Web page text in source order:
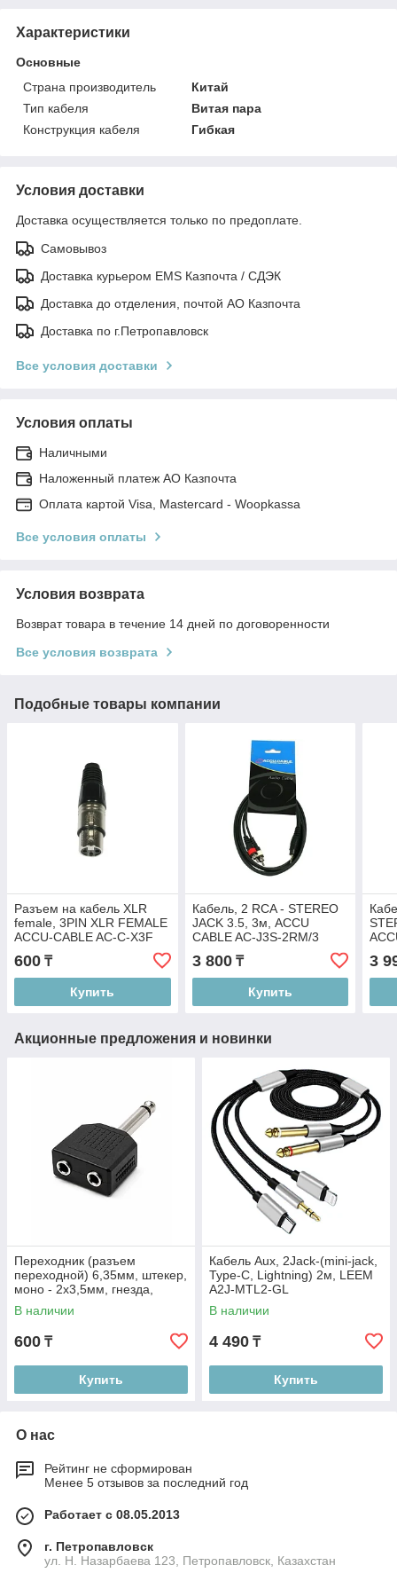
Характеристики
Основные
Страна производитель
Китай
Тип кабеля
Витая пара
Конструкция кабеля
Гибкая
Условия доставки
Доставка осуществляется только по предоплате.
Самовывоз
Доставка курьером EMS Казпочта / СДЭК
Доставка до отделения, почтой АО Казпочта
Доставка по г.Петропавловск
Все условия доставки
Условия оплаты
Наличными
Наложенный платеж АО Казпочта
Оплата картой Visa, Mastercard - Woopkassa
Все условия оплаты
Условия возврата
Возврат товара в течение 14 дней по договоренности
Все условия возврата
Подобные товары компании
Разъем на кабель XLR
female, 3PIN XLR FEMALE
ACCU-CABLE AC-C-X3F
600 ₸
Купить
Кабель, 2 RCA - STEREO
JACK 3.5, 3м, ACCU
CABLE AC-J3S-2RM/3
3 800₸
Купить
3
Акционные предложения и новинки
Переходник (разъем
переходной) 6,35мм, штекер,
моно - 2х3,5мм, гнезда,
Soundking CC3131
В наличии
600 ₸
Купить
Кабель Aux, 2Jack-(mini-jack,
Type-C, Lightning) 2м, LEEM
A2J-MTL2-GL
В наличии
4 490 ₸
Купить
О нас
Рейтинг не сформирован
Менее 5 отзывов за последний год
Работает с 08.05.2013
г. Петропавловск
ул. Н. Назарбаева 123, Петропавловск, Казахстан